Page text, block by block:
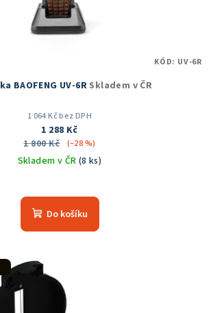
BAOFENG UV-6RSkladem v ČR
1 064 Kč bez DPH
1 288 Kč
1 800 Kč
(–28 %)
Skladem v ČR (8 ks)
hodnocení
produktu
hvězdiček.
Do košíku
KÓD: UV-6R